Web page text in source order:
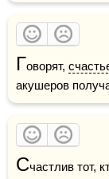
Говорят,
акушеров
Счастлив тот,